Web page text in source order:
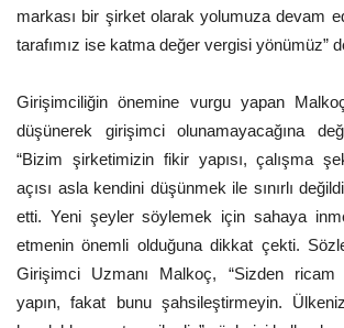
markası bir şirket olarak yolumuza devam
tarafımız ise katma değer vergisi yönümüz”
Girişimciliğin önemine vurgu yapan
düşünerek girişimci olunamayacağına
“Bizim şirketimizin fikir yapısı, çalışma
açısı asla kendini düşünmek ile sınırlı
etti. Yeni şeyler söylemek için sahaya
etmenin önemli olduğuna dikkat çekti.
Girişimci Uzmanı Malkoç, “Sizden ricam
yapın, fakat bunu şahsileştirmeyin.